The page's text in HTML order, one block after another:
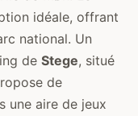
idéale, offrant
national. Un
de Stege, situé
de
une aire de jeux